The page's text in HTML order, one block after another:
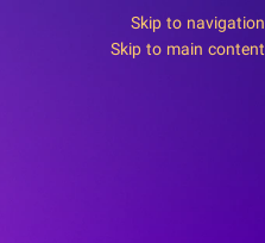
Skip to navigation
Skip to main content